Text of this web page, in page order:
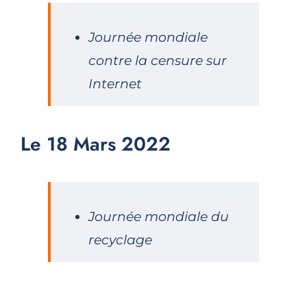
Journée mondiale
contre la censure sur
Internet
Le 18 Mars 2022
Journée mondiale du
recyclage